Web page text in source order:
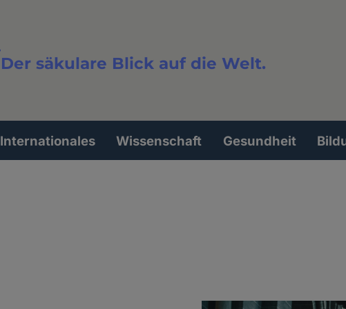
Der säkulare Blick auf die Welt.
Volltextsuche
Internationales Wissenschaft Gesundheit